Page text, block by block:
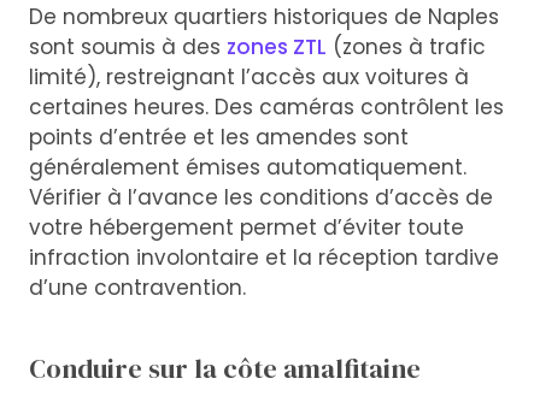
De nombreux quartiers historiques de Naples
sont soumis à des zones ZTL (zones à trafic
limité), restreignant l’accès aux voitures à
certaines heures. Des caméras contrôlent les
points d’entrée et les amendes sont
généralement émises automatiquement.
Vérifier à l’avance les conditions d’accès de
votre hébergement permet d’éviter toute
infraction involontaire et la réception tardive
d’une contravention.
Conduire sur la côte amalfitaine